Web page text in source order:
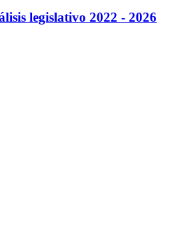
legislativo 2022 - 2026